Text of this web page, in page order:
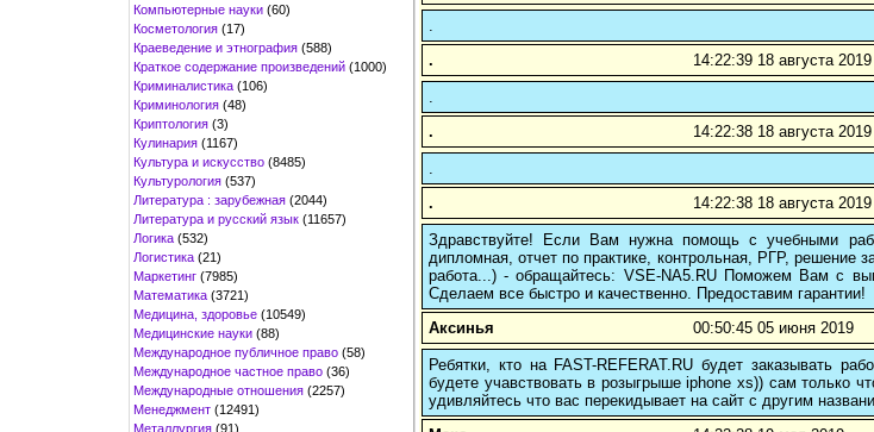
Компьютерные науки (60)
Косметология (17)
Краеведение и этнография (588)
Краткое содержание произведений (1000)
Криминалистика (106)
Криминология (48)
Криптология (3)
Кулинария (1167)
Культура и искусство (8485)
Культурология (537)
Литература : зарубежная (2044)
Литература и русский язык (11657)
Логика (532)
Логистика (21)
Маркетинг (7985)
Математика (3721)
Медицина, здоровье (10549)
Медицинские науки (88)
Международное публичное право (58)
Международное частное право (36)
Международные отношения (2257)
Менеджмент (12491)
Металлургия (91)
.
.
14:22:39 18 августа 2019
.
.
14:22:38 18 августа 2019
.
.
14:22:38 18 августа 2019
Здравствуйте! Если Вам нужна помощь с учебными
дипломная, отчет по практике, контрольная, РГР, решение
работа...) - обращайтесь: VSE-NA5.RU Поможем Вам с
Сделаем все быстро и качественно. Предоставим гарантии!
Аксинья
00:50:45 05 июня 2019
Ребятки, кто на FAST-REFERAT.RU будет заказывать
будете учавствовать в розыгрыше iphone xs)) сам только
удивляйтесь что вас перекидывает на сайт с другим